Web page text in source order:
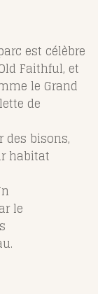
est célèbre
Faithful, et
le Grand
de
des bisons,
habitat
le